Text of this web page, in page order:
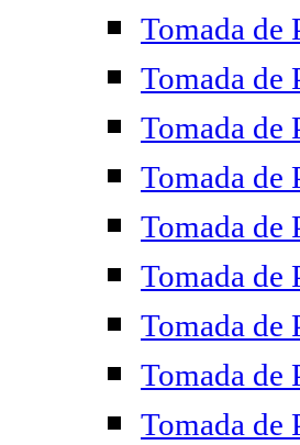
Tomada de
Tomada de
Tomada de
Tomada de
Tomada de
Tomada de
Tomada de
Tomada de
Tomada de